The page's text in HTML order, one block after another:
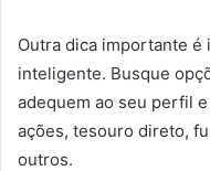
Outra dica importante
inteligente. Busque
adequem ao seu perfil
ações, tesouro direto,
outros.